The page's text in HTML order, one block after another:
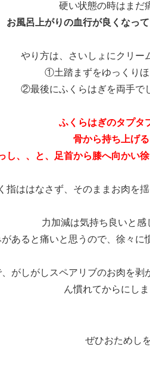
硬い状態の時はまだ
お風呂上がりの血行が良くなっ
やり方は、さいしょにクリー
①土踏まずをゆっくりほ
②最後にふくらはぎを両手で
ふくらはぎのタプタ
骨から持ち上げ
し、、と、足首から膝へ向かい
指ははなさず、そのままお肉を
力加減は気持ち良いと感
あると痛いと思うので、徐々に
がしがしスペアリブのお肉を
ん慣れてからにしま
ぜひおためし